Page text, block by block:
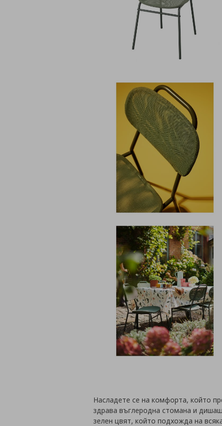
Насладете се на комфорта, който
здрава въглеродна стомана и
зелен цвят, който подхожда на